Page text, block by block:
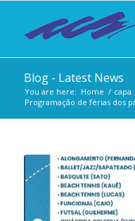
Blog - Latest News
You are here: Home / capa
Programação de férias dos